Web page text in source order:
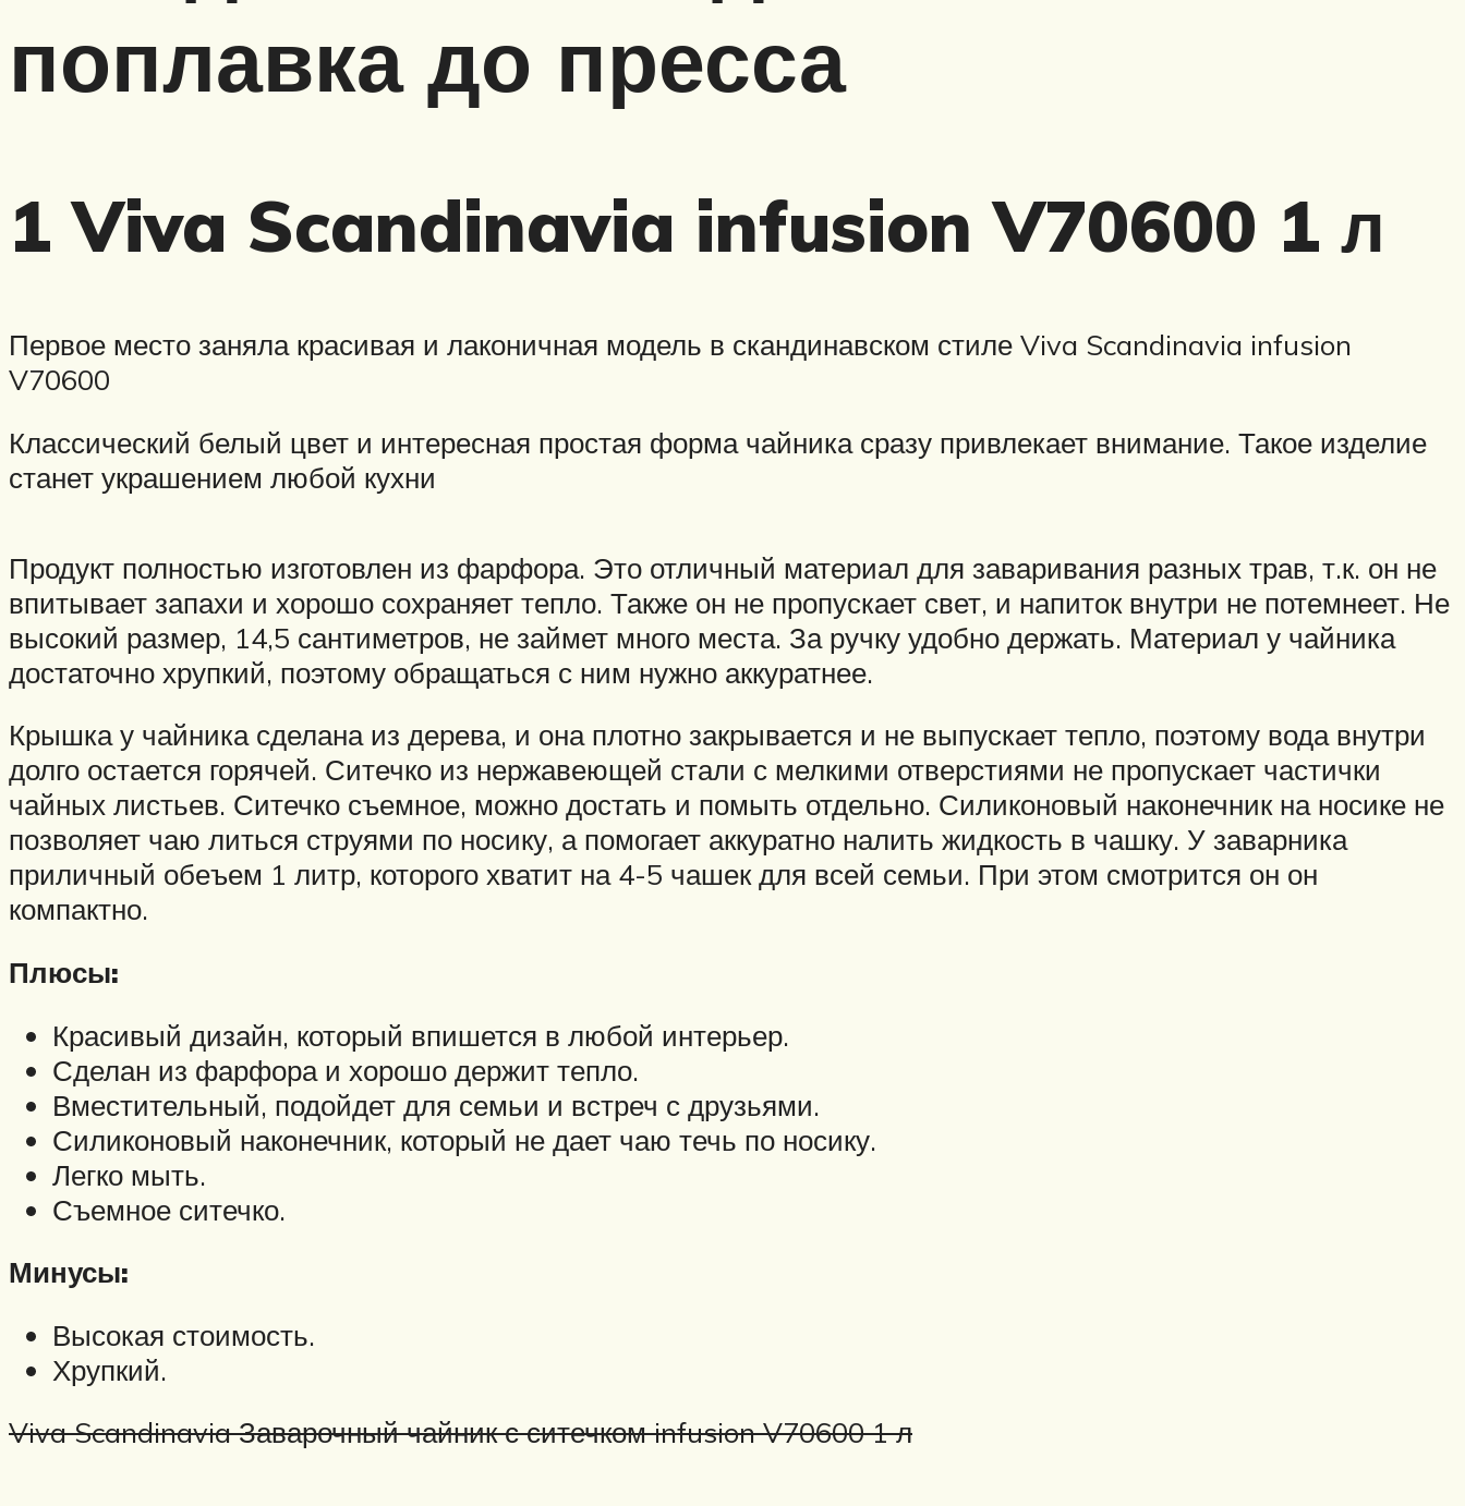
поплавка до пресса
1 Viva Scandinavia infusion V70600 1 л
Первое место заняла красивая и лаконичная модель в скандинавском стиле Viva Scandinavia infusion
V70600
Классический белый цвет и интересная простая форма чайника сразу привлекает внимание. Такое изделие
станет украшением любой кухни
Продукт полностью изготовлен из фарфора. Это отличный материал для заваривания разных трав, т.к. он не
впитывает запахи и хорошо сохраняет тепло. Также он не пропускает свет, и напиток внутри не потемнеет. Не
высокий размер, 14,5 сантиметров, не займет много места. За ручку удобно держать. Материал у чайника
достаточно хрупкий, поэтому обращаться с ним нужно аккуратнее.
Крышка у чайника сделана из дерева, и она плотно закрывается и не выпускает тепло, поэтому вода внутри
долго остается горячей. Ситечко из нержавеющей стали с мелкими отверстиями не пропускает частички
чайных листьев. Ситечко съемное, можно достать и помыть отдельно. Силиконовый наконечник на носике не
позволяет чаю литься струями по носику, а помогает аккуратно налить жидкость в чашку. У заварника
приличный обеъем 1 литр, которого хватит на 4-5 чашек для всей семьи. При этом смотрится он он
компактно.
Плюсы:
Красивый дизайн, который впишется в любой интерьер.
Сделан из фарфора и хорошо держит тепло.
Вместительный, подойдет для семьи и встреч с друзьями.
Силиконовый наконечник, который не дает чаю течь по носику.
Легко мыть.
Съемное ситечко.
Минусы:
Высокая стоимость.
Хрупкий.
Viva Scandinavia Заварочный чайник с ситечком infusion V70600 1 л